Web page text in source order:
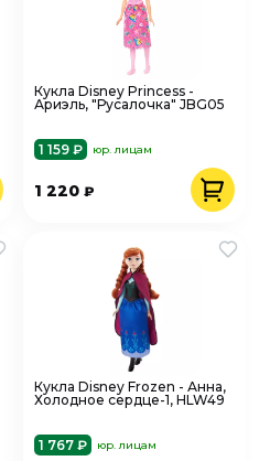
Кукла Disney Princess -
Ариэль, "Русалочка" JBG05
1 159 ₽ юр. лицам
1 220₽
Кукла Disney Frozen - Анна,
Холодное сердце-1, HLW49
1 767 ₽ юр. лицам